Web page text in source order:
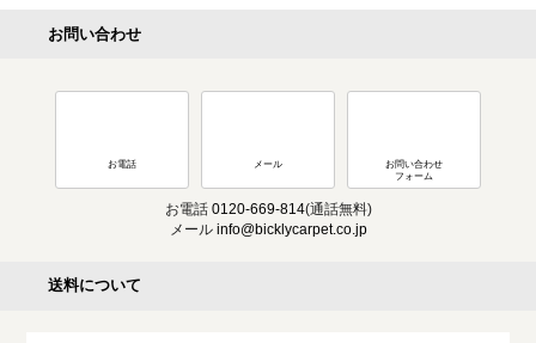
お問い合わせ
お電話 メール
お問い合わせ
フォーム
お電話 0120-669-814(通話無料)
メール info@bicklycarpet.co.jp
送料について